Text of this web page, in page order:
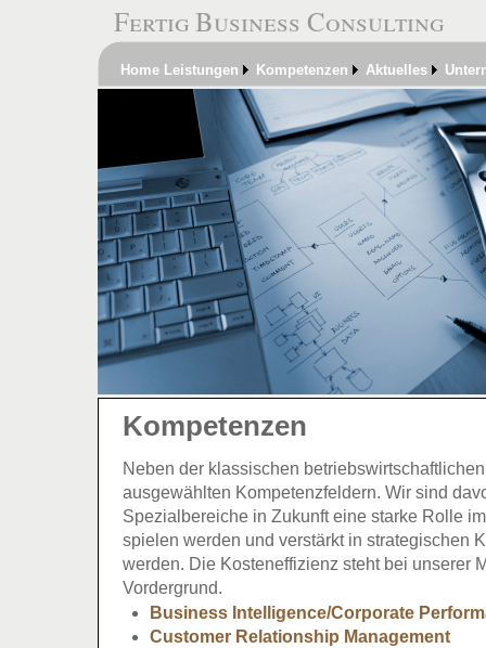
Fertig Business Consulting
Home Leistungen Kompetenzen Aktuelles
Kompetenzen
Neben der klassischen
ausgewählten Kompetenzfeldern. Wir sind
Spezialbereiche in Zukunft eine starke Rolle
spielen werden und verstärkt in strategischen
werden. Die Kosteneffizienz steht bei unserer
Vordergrund.
Business Intelligence/Corporate
Customer Relationship Management